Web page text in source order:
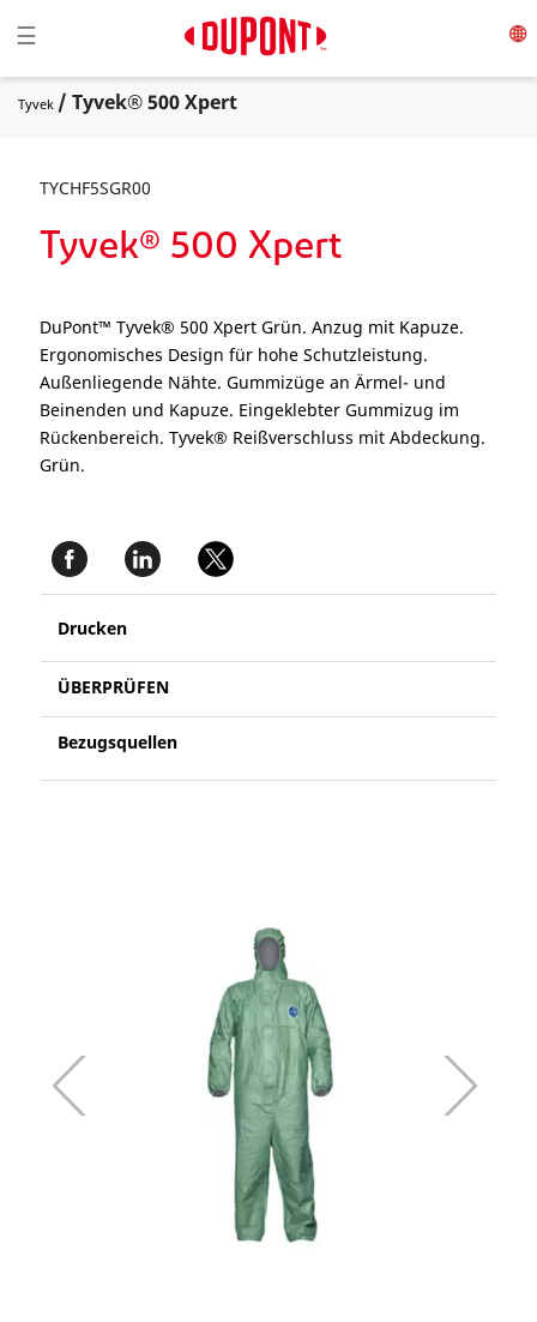
Toggle navigation
☰
Tyvek / Tyvek® 500 Xpert
TYCHF5SGR00
Tyvek® 500 Xpert
DuPont™ Tyvek® 500 Xpert Grün. Anzug mit Kapuze.
Ergonomisches Design für hohe Schutzleistung.
Außenliegende Nähte. Gummizüge an Ärmel- und
Beinenden und Kapuze. Eingeklebter Gummizug im
Rückenbereich. Tyvek® Reißverschluss mit Abdeckung.
Grün.
Drucken
ÜBERPRÜFEN
Bezugsquellen